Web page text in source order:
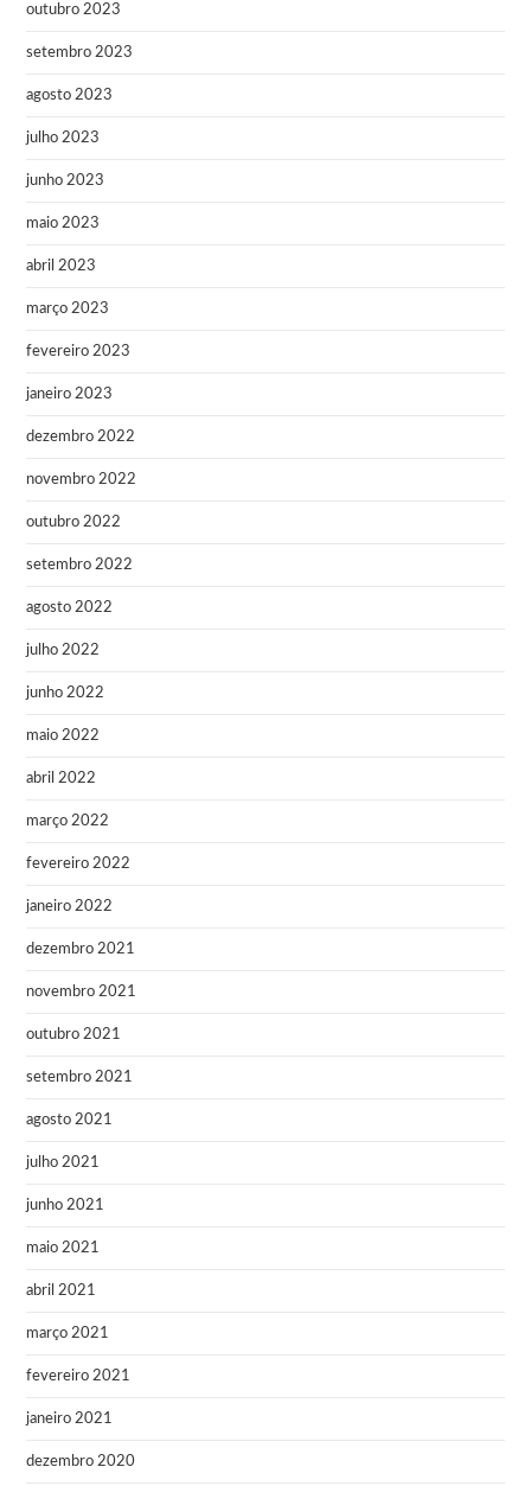
outubro 2023
setembro 2023
agosto 2023
julho 2023
junho 2023
maio 2023
abril 2023
março 2023
fevereiro 2023
janeiro 2023
dezembro 2022
novembro 2022
outubro 2022
setembro 2022
agosto 2022
julho 2022
junho 2022
maio 2022
abril 2022
março 2022
fevereiro 2022
janeiro 2022
dezembro 2021
novembro 2021
outubro 2021
setembro 2021
agosto 2021
julho 2021
junho 2021
maio 2021
abril 2021
março 2021
fevereiro 2021
janeiro 2021
dezembro 2020